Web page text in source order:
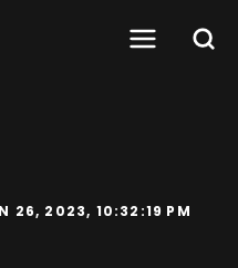
26, 2023, 10:32:19 PM